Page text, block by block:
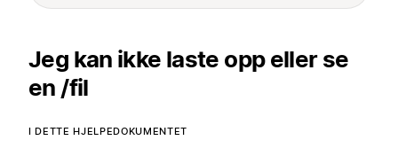
Jeg kan ikke laste opp eller se
en /fil
I DETTE HJELPEDOKUMENTET